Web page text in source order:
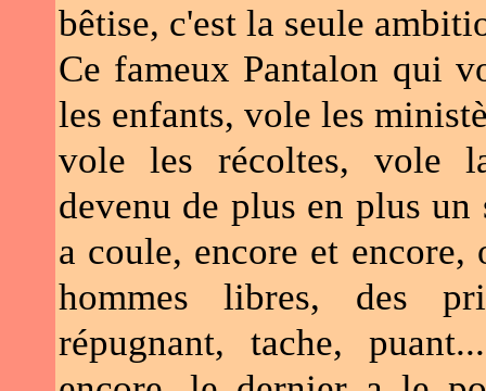
bêtise, c'est la seule
Ce fameux Pantalon qui
les enfants, vole les
vole les récoltes, vole
devenu de plus en plus
a coule, encore et
hommes libres, des
répugnant, tache,